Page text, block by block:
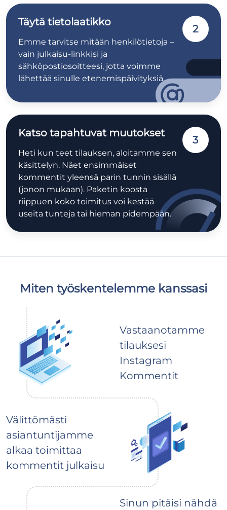
Täytä tietolaatikko
Emme tarvitse mitään henkilötietoja –
vain julkaisu-linkkisi ja
sähköpostiosoitteesi, jotta voimme
lähettää sinulle etenemispäivityksiä.
2
Katso tapahtuvat muutokset
Heti kun teet tilauksen, aloitamme sen
käsittelyn. Näet ensimmäiset
kommentit yleensä parin tunnin sisällä
(jonon mukaan). Paketin koosta
riippuen koko toimitus voi kestää
useita tunteja tai hieman pidempään.
3
Miten työskentelemme kanssasi
Vastaanotamme
tilauksesi
Instagram
Kommentit
Välittömästi
asiantuntijamme
alkaa toimittaa
kommentit julkaisu
Sinun pitäisi nähdä